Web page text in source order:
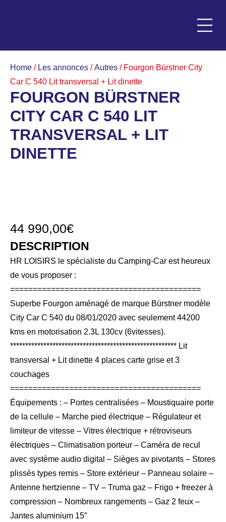
44 990,00€
DESCRIPTION
HR LOISIRS le spécialiste du Camping-Car est heureux
de vous proposer :
==========================================
Superbe Fourgon aménagé de marque Bürstner modèle
City Car C 540 du 08/01/2020 avec seulement 44200
kms en motorisation 2.3L 130cv (6vitesses).
******************************************************* Lit
transversal + Lit dinette 4 places carte grise et 3
couchages
==========================================
Équipements : – Portes centralisées – Moustiquaire porte
de la cellule – Marche pied électrique – Régulateur et
limiteur de vitesse – Vitres électrique + rétroviseurs
électriques – Climatisation porteur – Caméra de recul
avec système audio digital – Sièges av pivotants – Stores
plissés types remis – Store extérieur – Panneau solaire –
Antenne hertzienne – TV – Truma gaz – Frigo + freezer à
compression – Nombreux rangements – Gaz 2 feux –
Jantes aluminium 15″
FOURGON BÜRSTNER
CITY CAR C 540 LIT
TRANSVERSAL + LIT
DINETTE
Home / Les annonces /Autres / Fourgon Bürstner City
Car C 540 Lit transversal + Lit dinette